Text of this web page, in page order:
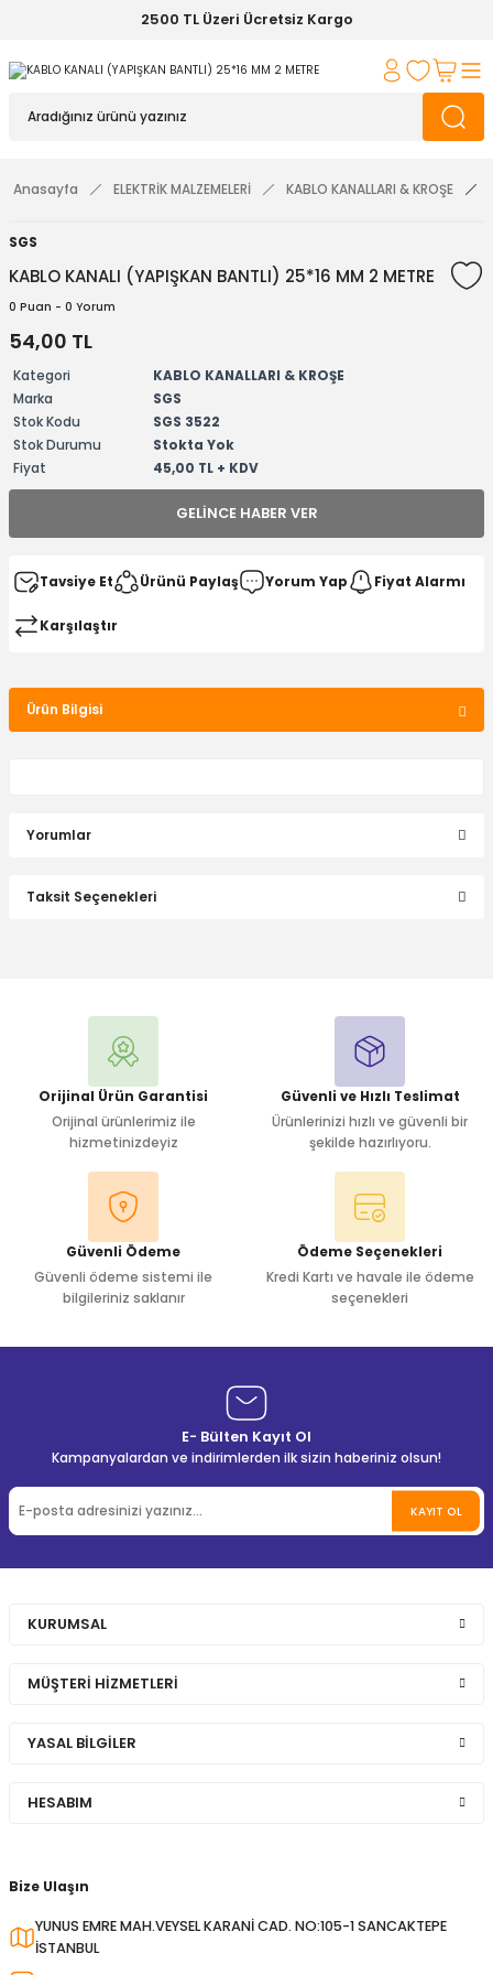
2500 TL Üzeri Ücretsiz Kargo
Anasayfa ELEKTRİK MALZEMELERİ KABLO KANALLARI & KROŞE
SGS
KABLO KANALI (YAPIŞKAN BANTLI) 25*16 MM 2 METRE
0 Puan - 0 Yorum
54,00 TL
Kategori
KABLO KANALLARI & KROŞE
Marka
SGS
Stok Kodu
SGS 3522
Stok Durumu
Stokta Yok
Fiyat
45,00 TL + KDV
GELINCE HABER VER
Tavsiye Et Ürünü Paylaş Yorum Yap Fiyat Alarmı
Karşılaştır
Ürün Bilgisi
Yorumlar
Taksit Seçenekleri
Orijinal Ürün Garantisi
Orijinal ürünlerimiz ile
hizmetinizdeyiz
Güvenli ve Hızlı Teslimat
Ürünlerinizi hızlı ve güvenli bir
şekilde hazırlıyoru.
Güvenli Ödeme
Güvenli ödeme sistemi ile
bilgileriniz saklanır
Ödeme Seçenekleri
Kredi Kartı ve havale ile ödeme
seçenekleri
E- Bülten Kayıt Ol
Kampanyalardan ve indirimlerden ilk sizin haberiniz olsun!
KAYIT OL
Bize Ulaşın
YUNUS EMRE MAH.VEYSEL KARANİ CAD. NO:105-1 SANCAKTEPE
İSTANBUL
KURUMSAL
MÜŞTERİ HİZMETLERİ
YASAL BİLGİLER
HESABIM